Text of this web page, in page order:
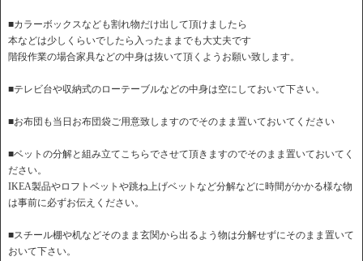
■カラーボックスなども割れ物だけ出して頂けましたら
本などは少しくらいでしたら入ったままでも大丈夫です
階段作業の場合家具などの中身は抜いて頂くようお願い致します。
■テレビ台や収納式のローテーブルなどの中身は空にしておいて下さい。
■お布団も当日お布団袋ご用意致しますのでそのまま置いておいてください
■ベットの分解と組み立てこちらでさせて頂きますのでそのまま置いておいてく
ださい。
IKEA製品やロフトベットや跳ね上げベットなど分解などに時間がかかる様な物
は事前に必ずお伝えください。
■スチール棚や机などそのまま玄関から出るよう物は分解せずにそのまま置いて
おいて下さい。